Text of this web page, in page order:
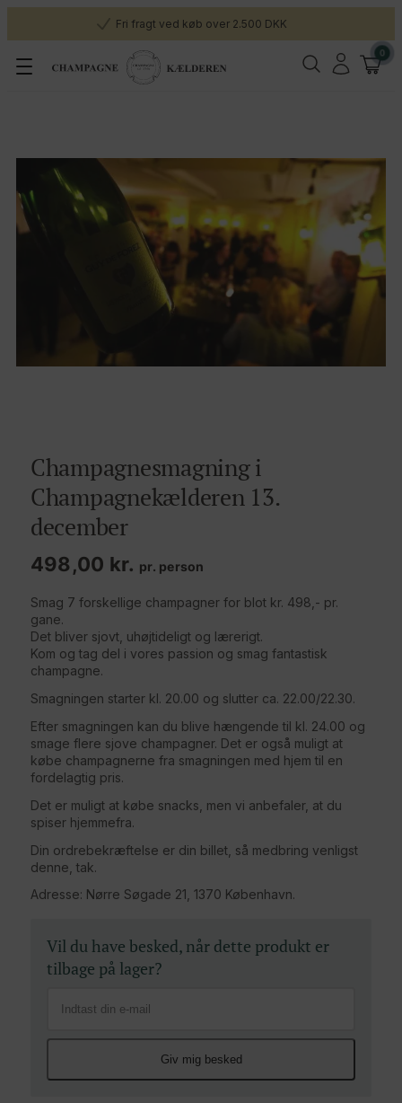
Fri fragt ved køb over 2.500 DKK
0
Champagnesmagning i
Champagnekælderen 13.
december
498,00 kr. pr. person
Smag 7 forskellige champagner for blot kr. 498,- pr.
gane.
Det bliver sjovt, uhøjtideligt og lærerigt.
Kom og tag del i vores passion og smag fantastisk
champagne.
Smagningen starter kl. 20.00 og slutter ca. 22.00/22.30.
Efter smagningen kan du blive hængende til kl. 24.00 og
smage flere sjove champagner. Det er også muligt at
købe champagnerne fra smagningen med hjem til en
fordelagtig pris.
Det er muligt at købe snacks, men vi anbefaler, at du
spiser hjemmefra.
Din ordrebekræftelse er din billet, så medbring venligst
denne, tak.
Adresse: Nørre Søgade 21, 1370 København.
Vil du have besked, når dette produkt er
tilbage på lager?
Giv mig besked